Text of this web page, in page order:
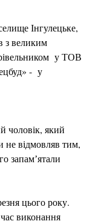
Інгулецьке,
з великим
у ТОВ
- у
чоловік, який
не відмовляв тим,
запамʼятали
цього року.
виконання